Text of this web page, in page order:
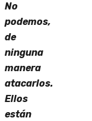
No
podemos,
de
ninguna
manera
atacarlos.
Ellos
están